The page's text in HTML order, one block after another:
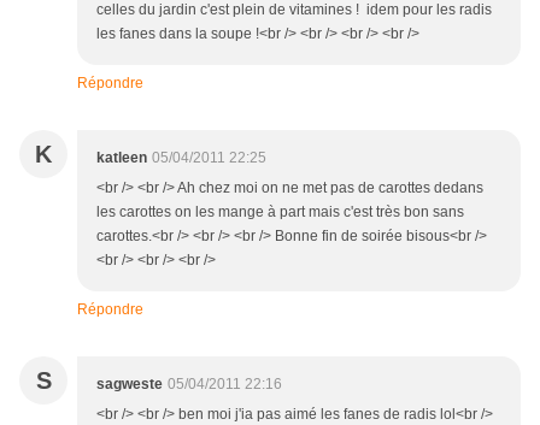
celles du jardin c'est plein de vitamines ! idem pour les radis
les fanes dans la soupe !<br /> <br /> <br /> <br />
Répondre
K katleen 05/04/2011 22:25
<br /> <br /> Ah chez moi on ne met pas de carottes dedans
les carottes on les mange à part mais c'est très bon sans
carottes.<br /> <br /> <br /> Bonne fin de soirée bisous<br />
<br /> <br /> <br />
Répondre
S sagweste 05/04/2011 22:16
<br /> <br /> ben moi j'ia pas aimé les fanes de radis lol<br />